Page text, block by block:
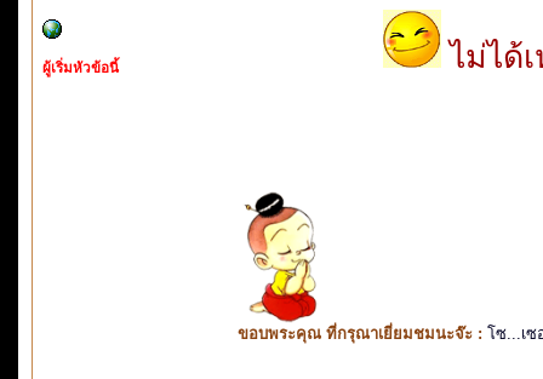
ผู้เริ่มหัวข้อนี้ ไม่ได้
ขอบพระคุณ ที่กรุณาเยี่ยมชมนะจ๊ะ : โซ...เซ